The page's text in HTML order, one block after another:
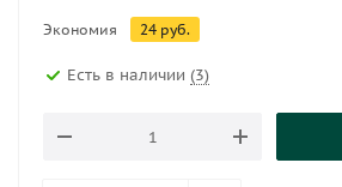
Экономия 24 руб.
Есть в наличии (3)